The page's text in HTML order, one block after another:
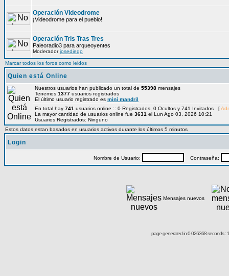
Operación Videodrome
¡Videodrome para el pueblo!
Operación Tris Tras Tres
Paleoradio3 para arqueoyentes
Moderadorjosediego
Marcar todos los foros como leidos
Quien está Online
Nuestros usuarios han publicado un total de 55398 mensajes
Tenemos 1377 usuarios registrados
El último usuario registrado es mini mandril
En total hay 741 usuarios online :: 0 Registrados, 0 Ocultos y 741 Invitados [
La mayor cantidad de usuarios online fue 3631 el Lun Ago 03, 2026 10:21
Usuarios Registrados: Ninguno
Estos datos estan basados en usuarios activos durante los últimos 5 minutos
Login
Nombre de Usuario: Contraseña:
Mensajes nuevos
page generated in 0.026368 seconds :